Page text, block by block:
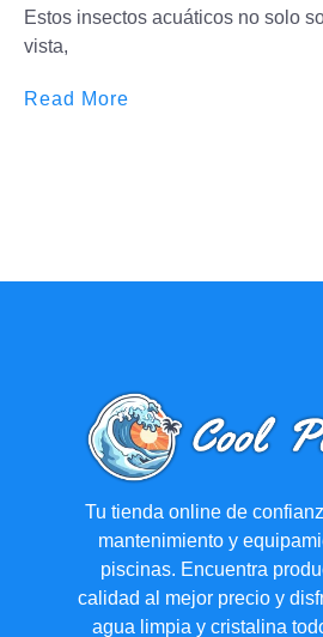
Estos insectos acuáticos no solo
vista,
Read More
Tu tienda online de
mantenimiento y
piscinas. Encuentra
calidad al mejor precio y
agua limpia y cristalina